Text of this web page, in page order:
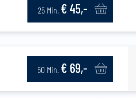
25 Min. € 45,-
50 Min. € 69,-